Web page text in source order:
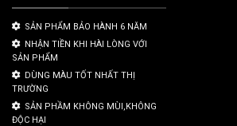
SẢN PHẨM BẢO HÀNH 6 NĂM
NHẬN TIỀN KHI HÀI LÒNG VỚI
SẢN PHẨM
DÙNG MÀU TỐT NHẤT THỊ
TRƯỜNG
SẢN PHẦM KHÔNG MÙI,KHÔNG
ĐỘC HẠI